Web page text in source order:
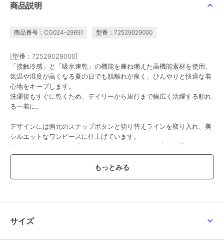
商品説明
商品番号：CG024-29691 型番：72529029000
[型番：72529029000]
「接触冷感」と「吸水速乾」の機能を兼ね備えた高機能素材を使用。
気温や湿度が高くなる夏の日でも肌離れが良く、ひんやりと快適な着
心地をキープします。
洗濯後もすぐに乾くため、デイリーから旅行まで幅広く活躍する頼れ
る一着に。
デザインには胸元のスナップボタンと切り替えラインを取り入れ、美
シルエットなワンピースに仕上げています。
程よいフレアラインが生まれ、カジュアルすぎない大人な着こなしが
叶います。
【styling】
になるのでおすすめです。
シルバーのシューズや、大ぶりなアクセサリーを一緒に身に付けると
サイズ